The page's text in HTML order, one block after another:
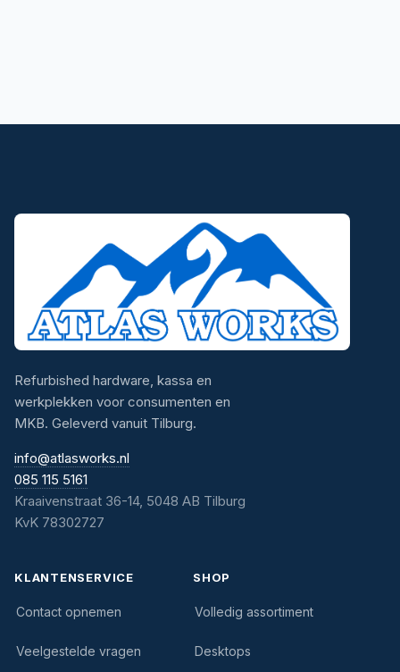
Refurbished hardware, kassa en
werkplekken voor consumenten en
MKB. Geleverd vanuit Tilburg.
info@atlasworks.nl
085 115 5161
Kraaivenstraat 36-14, 5048 AB Tilburg
KvK 78302727
KLANTENSERVICE
Contact opnemen
Veelgestelde vragen
SHOP
Volledig assortiment
Desktops